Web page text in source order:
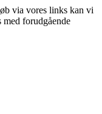
via vores links kan vi
forudgående